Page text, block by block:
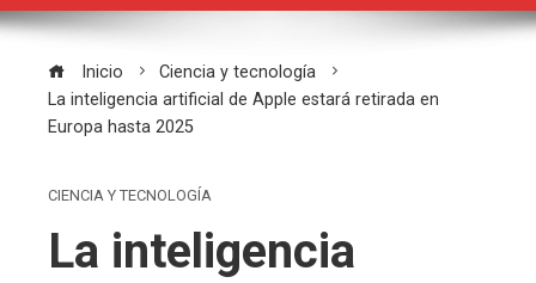
Inicio
Ciencia y tecnología
La inteligencia artificial de Apple estará retirada en
Europa hasta 2025
CIENCIA Y TECNOLOGÍA
La inteligencia